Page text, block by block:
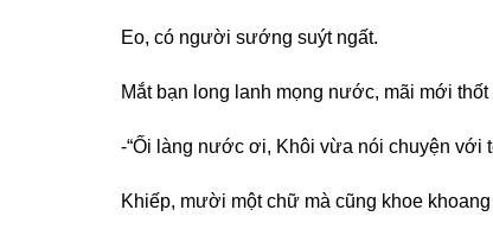
Eo, có người sướng suýt ngất.
Mắt bạn long lanh mọng nước, mãi mới
-“Ối làng nước ơi, Khôi vừa nói chuyện
Khiếp, mười một chữ mà cũng khoe